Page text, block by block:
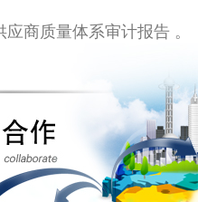
质量体系审计报告 。